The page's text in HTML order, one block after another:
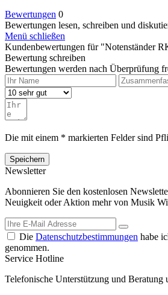
Bewertungen 0
Bewertungen lesen, schreiben und
Menü schließen
Kundenbewertungen für "Notenständer
Bewertung schreiben
Bewertungen werden nach Überprüfung
Die mit einem * markierten Felder sind
Speichern
Newsletter
Abonnieren Sie den kostenlosen
Neuigkeit oder Aktion mehr von Musik
Die Datenschutzbestimmungen habe
genommen.
Service Hotline
Telefonische Unterstützung und Beratung